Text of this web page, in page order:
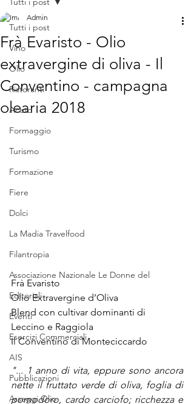
Tutti i post
Vino
Olio
Ristoranti
Aceto
Formaggio
Turismo
Formazione
Fiere
Dolci
La Madia Travelfood
Filantropia
Associazione Nazionale Le Donne del
Editoriali
Eventi
Esercizi Commerciali
AIS
Pubblicazioni
Assaggi Olio
Frà Evaristo - Olio
extravergine di oliva - Il
Conventino - campagna
olearia 2018
Admin
Frà Evaristo
Olio Extravergine d’Oliva
Blend con cultivar dominanti di
Leccino e Raggiola
Il Conventino di Monteciccardo
"... 1 anno di vita, eppure sono ancora
nette il fruttato verde di oliva, foglia di
pomodoro, cardo carciofo; ricchezza e